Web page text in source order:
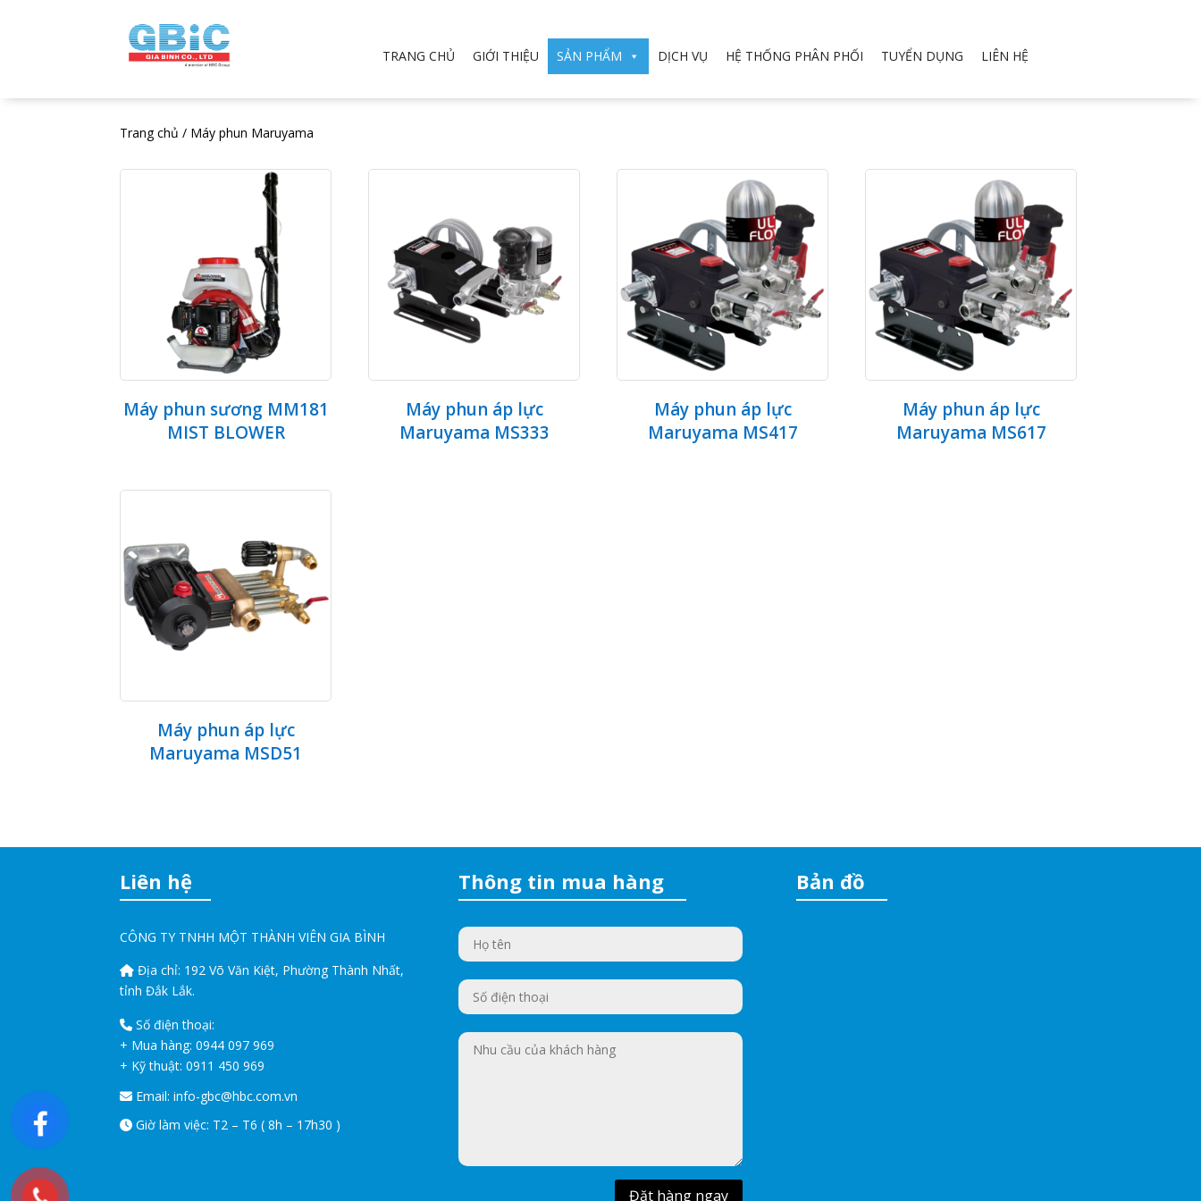
TRANG CHỦ GIỚI THIỆU SẢN PHẨM DỊCH VỤ HỆ THỐNG PHÂN PHỐI TUYỂN DỤNG LIÊN HỆ
Trang chủ / Máy phun Maruyama
Máy phun sương MM181
MIST BLOWER
Máy phun áp lực
Maruyama MS333
Máy phun áp lực
Maruyama MS417
Máy phun áp lực
Maruyama MS617
Máy phun áp lực
Maruyama MSD51
Liên hệ
CÔNG TY TNHH MỘT THÀNH VIÊN GIA BÌNH
Địa chỉ: 192 Võ Văn Kiệt, Phường Thành Nhất,
tỉnh Đắk Lắk.
Số điện thoại:
+ Mua hàng:0944 097 969
+ Kỹ thuật:0911 450 969
Email:info-gbc@hbc.com.vn
Giờ làm việc: T2 – T6 ( 8h – 17h30 )
Thông tin mua hàng
Đặt hàng ngay
Bản đồ